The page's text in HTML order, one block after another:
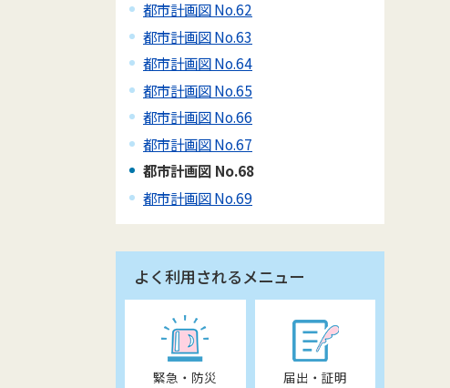
都市計画図 No.62
都市計画図 No.63
都市計画図 No.64
都市計画図 No.65
都市計画図 No.66
都市計画図 No.67
都市計画図 No.68
都市計画図 No.69
よく利用されるメニュー
緊急・防災 届出・証明